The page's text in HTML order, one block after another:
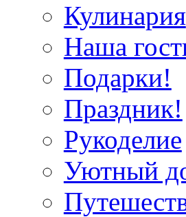
Кулинария
Наша
Подарки!
Праздник!
Рукоделие
Уютный